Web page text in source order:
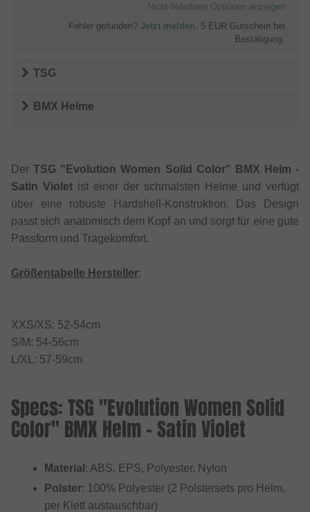
Nicht lieferbare Optionen anzeigen
Fehler gefunden? Jetzt melden . 5 EUR Gutschein bei
Bestätigung.
TSG
BMX Helme
DerTSG "Evolution Women Solid Color" BMX Helm -
Satin Violet ist einer der schmalsten Helme und verfügt
über eine robuste Hardshell-Konstruktion. Das Design
passt sich anatomisch dem Kopf an und sorgt für eine gute
Passform und Tragekomfort.
Größentabelle Hersteller:
XXS/XS: 52-54cm
S/M: 54-56cm
L/XL: 57-59cm
Specs: TSG "Evolution Women Solid
Color" BMX Helm - Satin Violet
Material : ABS, EPS, Polyester, Nylon
Polster: 100% Polyester (2 Polstersets pro Helm,
per Klett austauschbar)